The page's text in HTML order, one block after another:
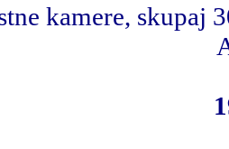
kamere, skupaj